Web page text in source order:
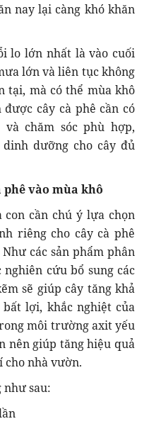
nay lại càng khó khăn
lo lớn nhất là vào cuối
lớn và liên tục không
tại, mà có thể mùa khô
cây cà phê cần có
chăm sóc phù hợp,
dưỡng cho cây đủ
phê vào mùa khô
con cần chú ý lựa chọn
riêng cho cây cà phê
các sản phẩm phân
cứu bổ sung các
sẽ giúp cây tăng khả
lợi, khắc nghiệt của
môi trường axit yếu
nên giúp tăng hiệu quả
nhà vườn.
như sau: